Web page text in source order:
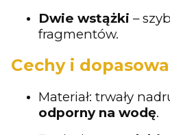
Dwie wstążki –
fragmentów.
Cechy i
Materiał: trwały
odporny na wodę.